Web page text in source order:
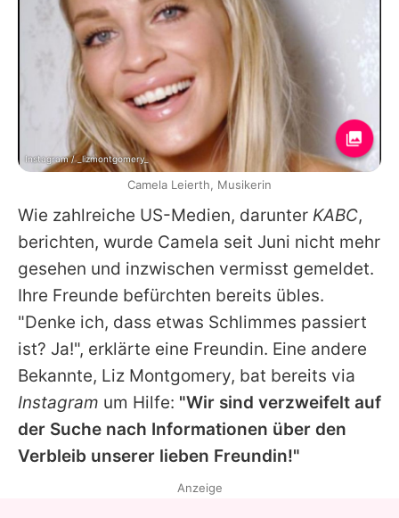
Wie zahlreiche US-Medien, darunter KABC,
berichten, wurde Camela seit Juni nicht mehr
gesehen und inzwischen vermisst gemeldet.
Ihre Freunde befürchten bereits übles.
"Denke ich, dass etwas Schlimmes passiert
ist? Ja!", erklärte eine Freundin. Eine andere
Bekannte, Liz Montgomery, bat bereits via
Instagram um Hilfe: "Wir sind verzweifelt auf
der Suche nach Informationen über den
Verbleib unserer lieben Freundin!"
Instagram / _lizmontgomery_
Camela Leierth, Musikerin
Anzeige